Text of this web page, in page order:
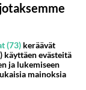
jos
10-20min.
siellä
niin näet
(73) keräävät
käyttäen evästeitä
ja lukemiseen
mainoksia